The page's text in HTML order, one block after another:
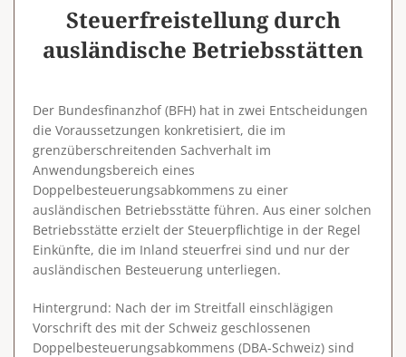
Steuerfreistellung durch
ausländische Betriebsstätten
Der Bundesfinanzhof (BFH) hat in zwei Entscheidungen
die Voraussetzungen konkretisiert, die im
grenzüberschreitenden Sachverhalt im
Anwendungsbereich eines
Doppelbesteuerungsabkommens zu einer
ausländischen Betriebsstätte führen. Aus einer solchen
Betriebsstätte erzielt der Steuerpflichtige in der Regel
Einkünfte, die im Inland steuerfrei sind und nur der
ausländischen Besteuerung unterliegen.
Hintergrund: Nach der im Streitfall einschlägigen
Vorschrift des mit der Schweiz geschlossenen
Doppelbesteuerungsabkommens (DBA-Schweiz) sind